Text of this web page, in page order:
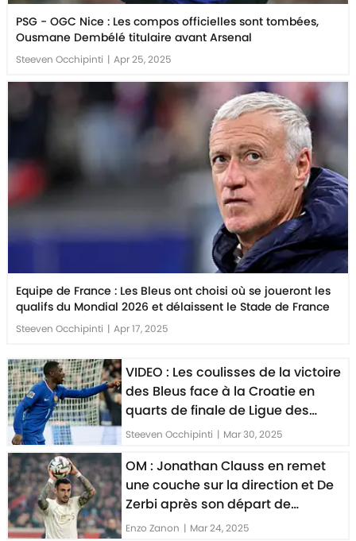
PSG - OGC Nice : Les compos officielles sont tombées,
Ousmane Dembélé titulaire avant Arsenal
Steeven Occhipinti | Apr 25, 2025
Equipe de France : Les Bleus ont choisi où se joueront les
qualifs du Mondial 2026 et délaissent le Stade de France
Steeven Occhipinti | Apr 17, 2025
VIDEO : Les coulisses de la victoire
des Bleus face à la Croatie en
quarts de finale de Ligue des
Nations dévoilées
Steeven Occhipinti | Mar 30, 2025
OM : Jonathan Clauss en remet
une couche sur la direction et De
Zerbi après son départ de
Marseille
Enzo Zanon | Mar 24, 2025